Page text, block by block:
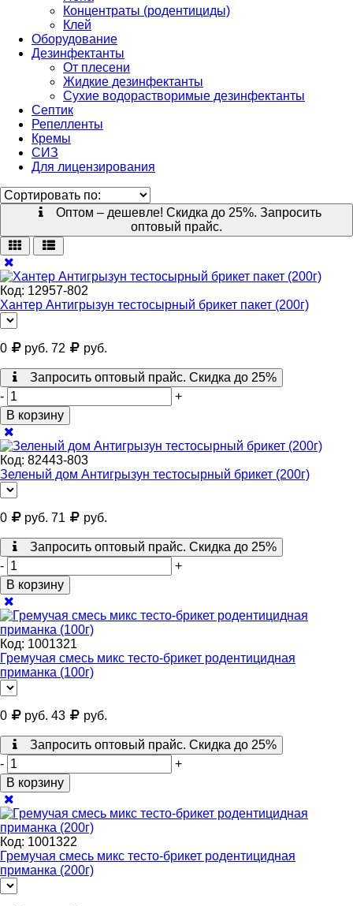
Концентраты (родентициды)
Клей
Оборудование
Дезинфектанты
От плесени
Жидкие дезинфектанты
Сухие водорастворимые дезинфектанты
Септик
Репелленты
Кремы
СИЗ
Для лицензирования
Оптом – дешевле! Скидка до 25%. Запросить
оптовый прайс.
Код: 12957-802
Хантер Антигрызун тестосырный брикет пакет (200г)
0 руб. 72 руб.
Запросить оптовый прайс. Скидка до 25%
-
+
В корзину
Код: 82443-803
Зеленый дом Антигрызун тестосырный брикет (200г)
0 руб. 71 руб.
Запросить оптовый прайс. Скидка до 25%
-
+
В корзину
Код: 1001321
Гремучая смесь микс тесто-брикет родентицидная
приманка (100г)
0 руб. 43 руб.
Запросить оптовый прайс. Скидка до 25%
-
+
В корзину
Код: 1001322
Гремучая смесь микс тесто-брикет родентицидная
приманка (200г)